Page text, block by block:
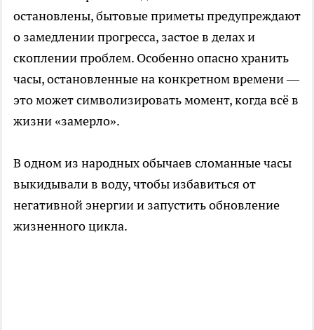
остановлены, бытовые приметы предупреждают
о замедлении прогресса, застое в делах и
скоплении проблем. Особенно опасно хранить
часы, остановленные на конкретном времени —
это может символизировать момент, когда всё в
жизни «замерло».
В одном из народных обычаев сломанные часы
выкидывали в воду, чтобы избавиться от
негативной энергии и запустить обновление
жизненного цикла.